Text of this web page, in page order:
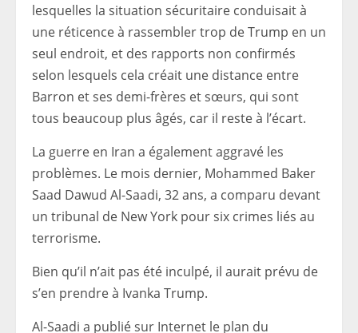
lesquelles la situation sécuritaire conduisait à
une réticence à rassembler trop de Trump en un
seul endroit, et des rapports non confirmés
selon lesquels cela créait une distance entre
Barron et ses demi-frères et sœurs, qui sont
tous beaucoup plus âgés, car il reste à l’écart.
La guerre en Iran a également aggravé les
problèmes. Le mois dernier, Mohammed Baker
Saad Dawud Al-Saadi, 32 ans, a comparu devant
un tribunal de New York pour six crimes liés au
terrorisme.
Bien qu’il n’ait pas été inculpé, il aurait prévu de
s’en prendre à Ivanka Trump.
Al-Saadi a publié sur Internet le plan du